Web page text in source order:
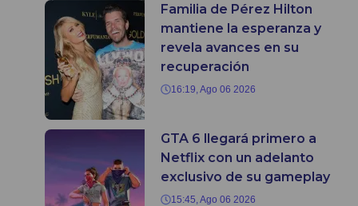
Familia de Pérez Hilton
mantiene la esperanza y
revela avances en su
recuperación
16:19, Ago 06 2026
GTA 6 llegará primero a
Netflix con un adelanto
exclusivo de su gameplay
15:45, Ago 06 2026